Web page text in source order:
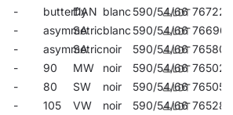
- butterfly
DAN blanc 590/54/66 767227
- asymmetric
SA blanc 590/54/66 766961
- asymmetric
SA noir 590/54/66 765803
- 90 MW noir 590/54/66 765025
- 80 SW noir 590/54/66 765056
- 105 VW noir 590/54/66 765285